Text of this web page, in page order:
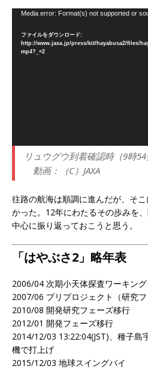
Media error: Format(s) not supported or
ファイルをダウンロード:
http://www.jaxa.jp/press/kit/hayabusa2/files/
mp4?_=2
リュウグウ到着確認時（9時
動画：（C）JAXA
往路の航海は順調に進んだが、そ
かった。12年にわたるその歩みを
中心に振り返っておこうと思う。
「はやぶさ2」略年表
2006/04 次期小天体探査ワーキン
2007/06 プリプロジェクト（研究
2010/08 開発研究フェーズ移行
2012/01 開発フェーズ移行
2014/12/03 13:22:04(JST)、種子島
機で打上げ
2015/12/03 地球スイングバイ